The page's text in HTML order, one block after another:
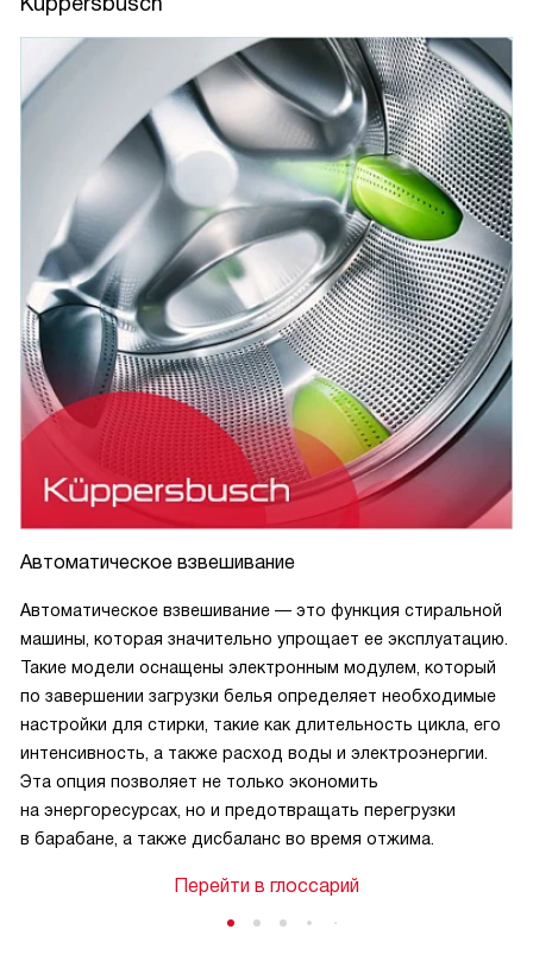
Автоматическое взвешивание
Автоматическое взвешивание — это функция стиральной
машины, которая значительно упрощает ее эксплуатацию.
Такие модели оснащены электронным модулем, который
по завершении загрузки белья определяет необходимые
настройки для стирки, такие как длительность цикла, его
интенсивность, а также расход воды и электроэнергии.
Эта опция позволяет не только экономить
на энергоресурсах, но и предотвращать перегрузки
в барабане, а также дисбаланс во время отжима.
Перейти в глоссарий